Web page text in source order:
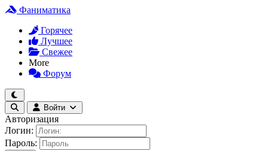
Фаниматика
Горячее
Лучшее
Свежее
More
Форум
Войти
Авторизация
Логин:
Пароль: